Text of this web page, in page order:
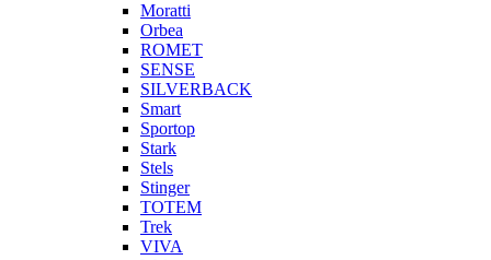
Moratti
Orbea
ROMET
SENSE
SILVERBACK
Smart
Sportop
Stark
Stels
Stinger
TOTEM
Trek
VIVA